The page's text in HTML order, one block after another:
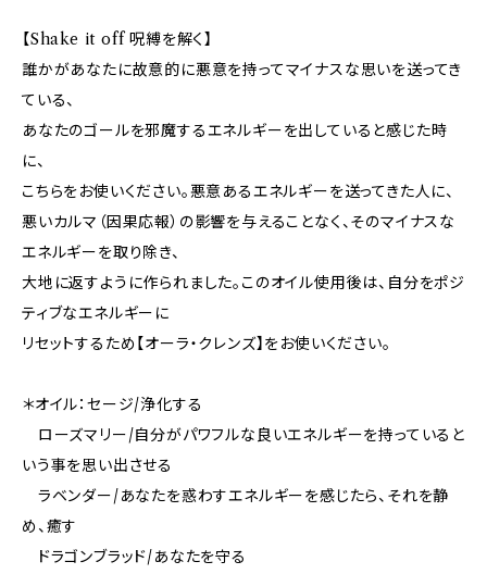
【Shake it off 呪縛を解く】
誰かがあなたに故意的に悪意を持ってマイナスな思いを送ってき
ている、
あなたのゴールを邪魔するエネルギーを出していると感じた時
に、
こちらをお使いください。悪意あるエネルギーを送ってきた人に、
悪いカルマ（因果応報）の影響を与えることなく、そのマイナスな
エネルギーを取り除き、
大地に返すように作られました。このオイル使用後は、自分をポジ
ティブなエネルギーに
リセットするため【オーラ・クレンズ】をお使いください。
＊オイル：セージ/浄化する
ローズマリー/自分がパワフルな良いエネルギーを持っていると
いう事を思い出させる
ラベンダー/あなたを惑わすエネルギーを感じたら、それを静
め、癒す
ドラゴンブラッド/あなたを守る